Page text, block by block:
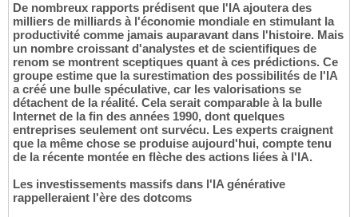
De nombreux rapports prédisent que l'IA ajoutera des
milliers de milliards à l'économie mondiale en stimulant la
productivité comme jamais auparavant dans l'histoire. Mais
un nombre croissant d'analystes et de scientifiques de
renom se montrent sceptiques quant à ces prédictions. Ce
groupe estime que la surestimation des possibilités de l'IA
a créé une bulle spéculative, car les valorisations se
détachent de la réalité. Cela serait comparable à la bulle
Internet de la fin des années 1990, dont quelques
entreprises seulement ont survécu. Les experts craignent
que la même chose se produise aujourd'hui, compte tenu
de la récente montée en flèche des actions liées à l'IA.
Les investissements massifs dans l'IA générative
rappelleraient l'ère des dotcoms